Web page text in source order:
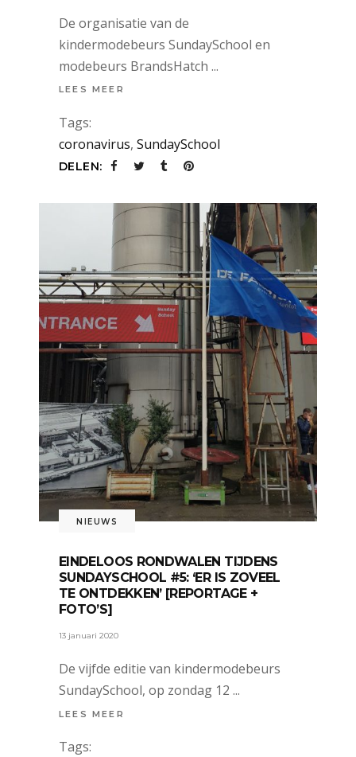
De organisatie van de
kindermodebeurs SundaySchool en
modebeurs BrandsHatch
LEES MEER
Tags:
coronavirus, SundaySchool
DELEN:
NIEUWS
EINDELOOS RONDWALEN TIJDENS
SUNDAYSCHOOL #5: ‘ER IS ZOVEEL
TE ONTDEKKEN’ [REPORTAGE +
FOTO’S]
13 januari 2020
De vijfde editie van kindermodebeurs
SundaySchool, op zondag 12
LEES MEER
Tags: